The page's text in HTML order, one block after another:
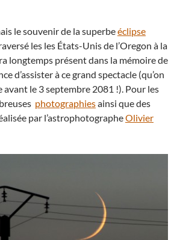
le souvenir de la superbeéclipse
les les États-Unis de l’Oregon à la
longtemps présent dans la mémoire de
d’assister à ce grand spectacle (qu’on
avant le 3 septembre 2081 !). Pour les
photographiesainsi que des
par l’astrophotographeOlivier